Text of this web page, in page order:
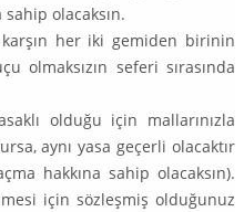
sahip olacaksın.
her iki gemiden birinin
olmaksızın seferi sırasında
olduğu için mallarınızla
aynı yasa geçerli olacaktır
hakkına sahip olacaksın).
için sözleşmiş olduğunuz